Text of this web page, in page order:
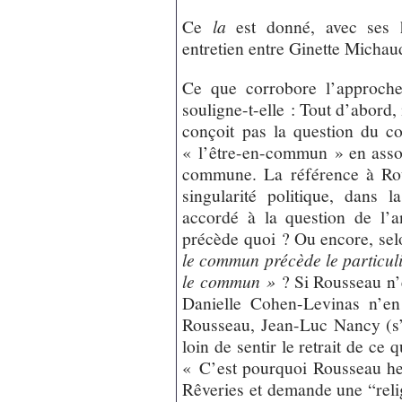
Ce laest donné, avec
entretien entre Ginette
Ce que corrobore
souligne-t-elle : Tout
conçoit pas la question du
« l’être-en-commun » en
commune. La référence à
singularité politique, dans
accordé à la question de
précède quoi ? Ou encore,
le commun précède le
le commun » ? Si Rousseau
Danielle Cohen-Levinas
Rousseau, Jean-Luc Nancy
loin de sentir le retrait de ce
« C’est pourquoi Rousseau
Rêveries et demande une